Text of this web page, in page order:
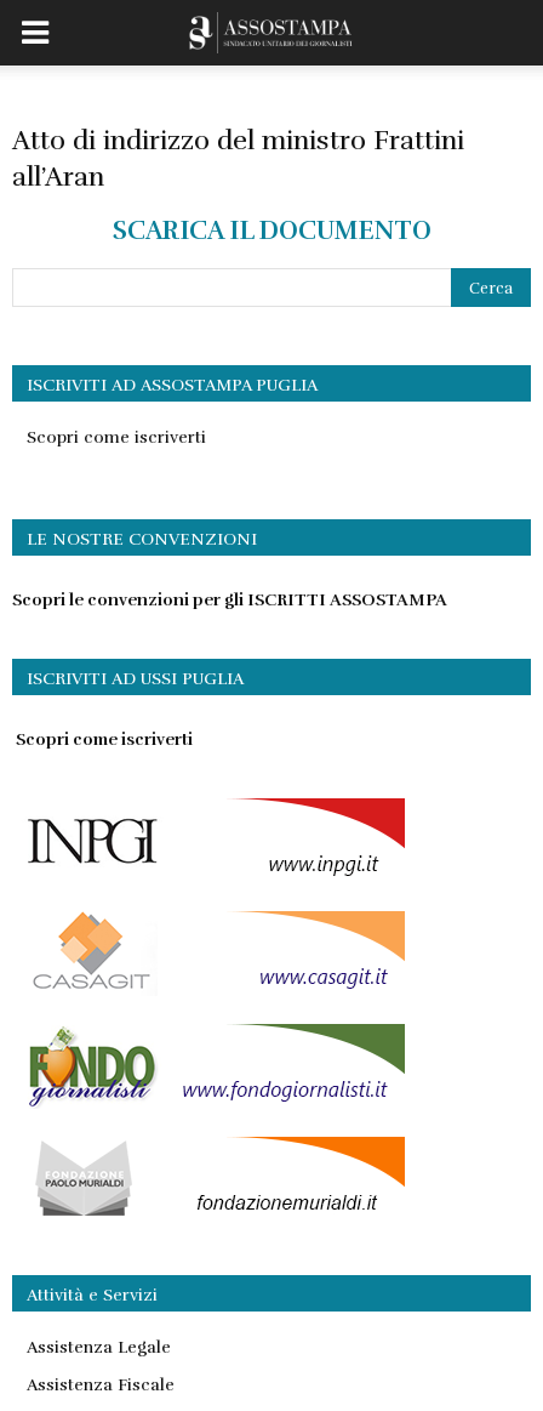
Atto di indirizzo del ministro Frattini
all’Aran
SCARICA IL DOCUMENTO
ISCRIVITI AD ASSOSTAMPA PUGLIA
Scopri come iscriverti
LE NOSTRE CONVENZIONI
Scopri le convenzioni per gli ISCRITTI ASSOSTAMPA
ISCRIVITI AD USSI PUGLIA
Scopri come iscriverti
Attività e Servizi
Assistenza Legale
Assistenza Fiscale